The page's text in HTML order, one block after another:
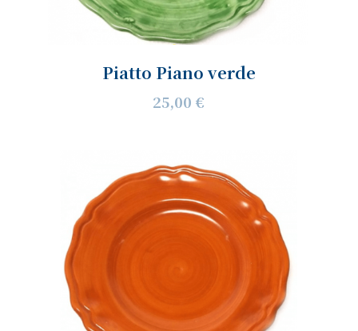
Piatto Piano verde
25,00 €